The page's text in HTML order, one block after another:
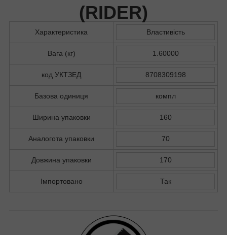
(RIDER)
Характеристика Властивість
Вага (кг) 1.60000
код УКТЗЕД 8708309198
Базова одиниця компл
Ширина упаковки 160
Аналогота упаковки 70
Довжина упаковки 170
Імпортовано Так